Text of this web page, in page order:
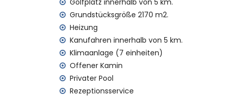
nächster Flughafen: Alicante (innerhalb
zweiter nächster Flughafen: Valencia (>
Haustiere sind nicht erlaubt
Die Unterkunft ist sehr geeignet für
Einrichtungen und Dienstleistungen, die
Bügeleisen und Bügelbrett
Bettwäsche und Handtücher
Golfplatz innerhalb von 5 km.
Grundstücksgröße 2170 m2.
Heizung
Kanufahren innerhalb von 5 km.
Klimaanlage (7 einheiten)
Offener Kamin
Privater Pool
Rezeptionsservice